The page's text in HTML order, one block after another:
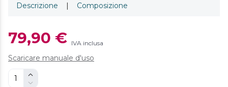
Descrizione | Composizione
79,90 € IVA inclusa
Scaricare manuale d'uso